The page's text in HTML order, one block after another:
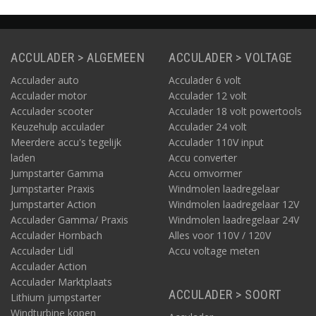
ACCULADER > ALGEMEEN
Acculader auto
Acculader motor
Acculader scooter
Keuzehulp acculader
Meerdere accu's tegelijk
laden
Jumpstarter Gamma
Jumpstarter Praxis
Jumpstarter Action
Acculader Gamma/ Praxis
Acculader Hornbach
Acculader Lidl
Acculader Action
Acculader Marktplaats
Lithium jumpstarter
Windturbine kopen
ACCULADER > VOLTAGE
Acculader 6 volt
Acculader 12 volt
Acculader 18 volt powertools
Acculader 24 volt
Acculader 110V input
Accu converter
Accu omvormer
Windmolen laadregelaar
Windmolen laadregelaar 12V
Windmolen laadregelaar 24V
Alles voor 110V / 120V
Accu voltage meten
ACCULADER > SOORT